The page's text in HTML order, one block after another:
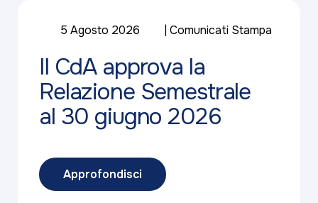
5 Agosto 2026 Comunicati Stampa
Il CdA approva la
Relazione Semestrale
al 30 giugno 2026
Approfondisci